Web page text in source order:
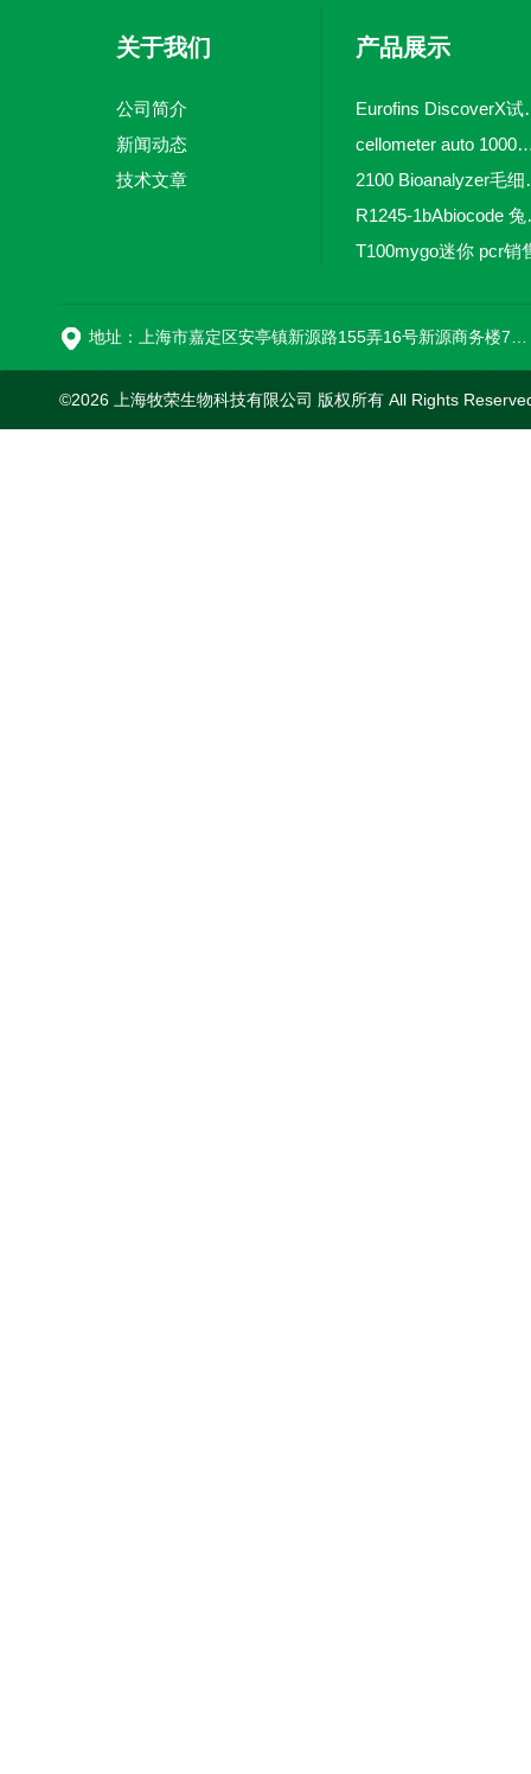
关于我们
公司简介
新闻动态
技术文章
产品展示
cellometer auto 1000全自
2100
T100mygo迷你 pcr销
©2026 上海牧荣生物科技有限公司 版权所有 All Rights